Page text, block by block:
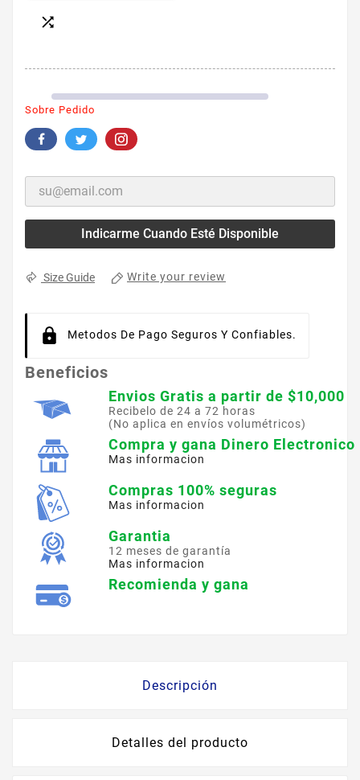

Sobre Pedido
Indicarme Cuando Esté Disponible
Size Guide Write your review
Metodos De Pago Seguros Y Confiables.
Beneficios
Envios Gratis a partir de $10,000
Recibelo de 24 a 72 horas
(No aplica en envíos volumétricos)
Compra y gana Dinero Electronico
Mas informacion
Compras 100% seguras
Mas informacion
Garantia
12 meses de garantía
Mas informacion
Recomienda y gana
Descripción
Detalles del producto